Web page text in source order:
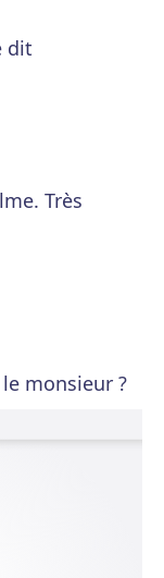
dit
Très
monsieur ?